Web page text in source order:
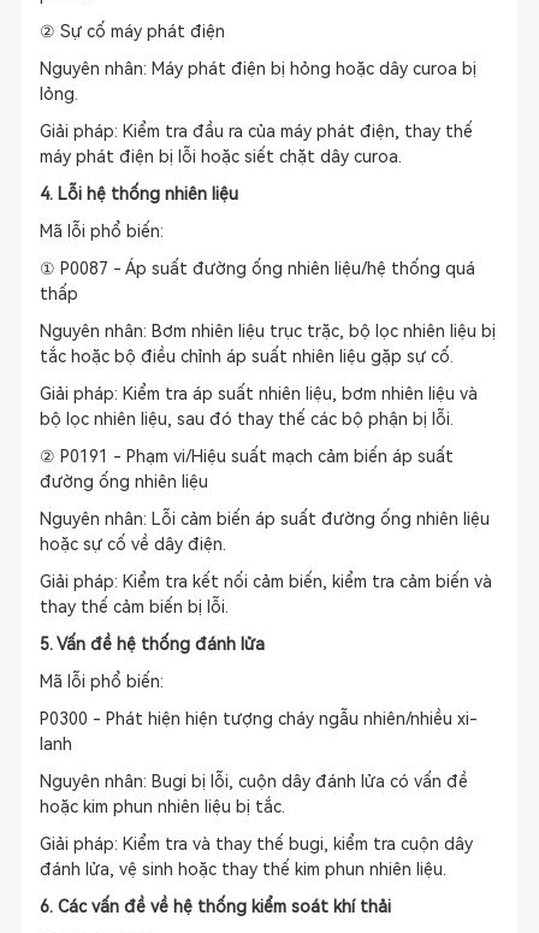
② Sự cố máy phát điện
Nguyên nhân: Máy phát điện bị hỏng hoặc dây curoa bị
lỏng.
Giải pháp: Kiểm tra đầu ra của máy phát điện, thay thế
máy phát điện bị lỗi hoặc siết chặt dây curoa.
4. Lỗi hệ thống nhiên liệu
Mã lỗi phổ biến:
① P0087 - Áp suất đường ống nhiên liệu/hệ thống quá
thấp
Nguyên nhân: Bơm nhiên liệu trục trặc, bộ lọc nhiên liệu bị
tắc hoặc bộ điều chỉnh áp suất nhiên liệu gặp sự cố.
Giải pháp: Kiểm tra áp suất nhiên liệu, bơm nhiên liệu và
bộ lọc nhiên liệu, sau đó thay thế các bộ phận bị lỗi.
② P0191 - Phạm vi/Hiệu suất mạch cảm biến áp suất
đường ống nhiên liệu
Nguyên nhân: Lỗi cảm biến áp suất đường ống nhiên liệu
hoặc sự cố về dây điện.
Giải pháp: Kiểm tra kết nối cảm biến, kiểm tra cảm biến và
thay thế cảm biến bị lỗi.
5. Vấn đề hệ thống đánh lửa
Mã lỗi phổ biến:
P0300 - Phát hiện hiện tượng cháy ngẫu nhiên/nhiều xi-
lanh
Nguyên nhân: Bugi bị lỗi, cuộn dây đánh lửa có vấn đề
hoặc kim phun nhiên liệu bị tắc.
Giải pháp: Kiểm tra và thay thế bugi, kiểm tra cuộn dây
đánh lửa, vệ sinh hoặc thay thế kim phun nhiên liệu.
6. Các vấn đề về hệ thống kiểm soát khí thải